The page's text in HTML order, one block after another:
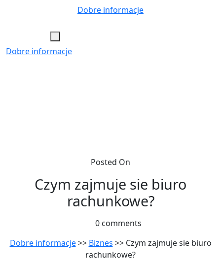
Dobre informacje
Dobre informacje
Posted On
Czym zajmuje sie biuro
rachunkowe?
0 comments
Dobre informacje>> Biznes >> Czym zajmuje sie biuro
rachunkowe?